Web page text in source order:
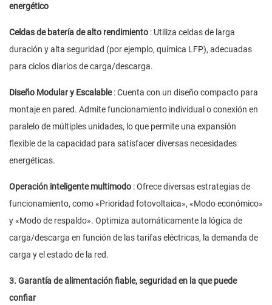
energético
Celdas de batería de alto rendimiento : Utiliza celdas de larga
duración y alta seguridad (por ejemplo, química LFP), adecuadas
para ciclos diarios de carga/descarga.
Diseño Modular y Escalable: Cuenta con un diseño compacto para
montaje en pared. Admite funcionamiento individual o conexión en
paralelo de múltiples unidades, lo que permite una expansión
flexible de la capacidad para satisfacer diversas necesidades
energéticas.
Operación inteligente multimodo : Ofrece diversas estrategias de
funcionamiento, como «Prioridad fotovoltaica», «Modo económico»
y «Modo de respaldo». Optimiza automáticamente la lógica de
carga/descarga en función de las tarifas eléctricas, la demanda de
carga y el estado de la red.
3. Garantía de alimentación fiable, seguridad en la que puede
confiar